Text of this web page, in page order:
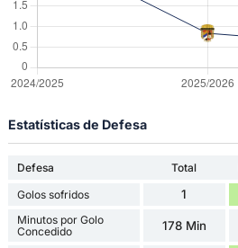
Estatísticas de Defesa
Defesa Total
Golos sofridos
1
Minutos por Golo
Concedido
178 Min